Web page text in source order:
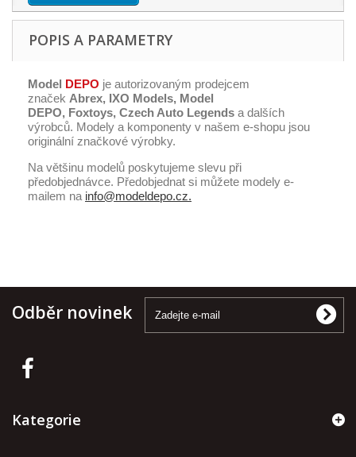
POPIS A PARAMETRY
Model DEPO je autorizovaným prodejcem
značek Abrex, IXO Models, Model
DEPO, Foxtoys, Czech Auto Legends a dalších
výrobců. Modely a komponenty v našem e-shopu jsou
originální značkové výrobky.
Na většinu modelů poskytujeme slevu při
předobjednávce. Předobjednat si můžete modely e-
mailem na info@modeldepo.cz.
Odběr novinek
Kategorie